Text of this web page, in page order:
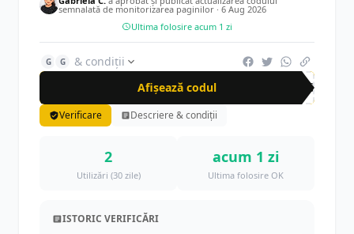
semnalată de monitorizarea paginilor · 6 Aug 2026
Ultima folosire acum 1 zi
G G
& condiții
Afișează codul
20S
Verificare Descriere & condiții
2
Utilizări (30 zile)
acum 1 zi
Ultima folosire OK
ISTORIC VERIFICĂRI